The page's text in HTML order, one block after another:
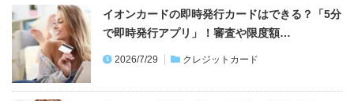
イオンカードの即時発行カードはできる？「5分
で即時発行アプリ」！審査や限度額…
2026/7/29 クレジットカード